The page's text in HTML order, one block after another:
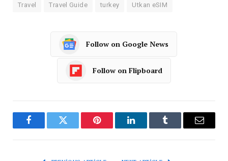
Travel Travel Guide turkey Utkan eSIM
Follow on Google News
Follow on Flipboard
FacebookTwitter Pinterest LinkedInTumblr Email